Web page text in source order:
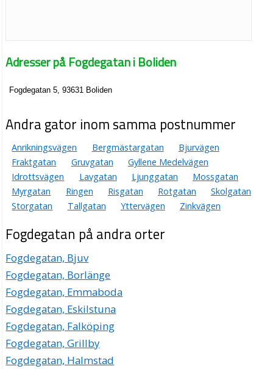
Adresser på Fogdegatan i Boliden
Fogdegatan 5, 93631 Boliden
Andra gator inom samma postnummer
Anrikningsvägen Bergmästargatan
Bjurvägen
Fraktgatan
Gruvgatan
Gyllene Medelvägen
Idrottsvägen
Lavgatan Ljunggatan
Mossgatan
Myrgatan
Ringen Risgatan Rotgatan
Skolgatan
Storgatan
Tallgatan Yttervägen Zinkvägen
Fogdegatan på andra orter
Fogdegatan, Bjuv
Fogdegatan, Borlänge
Fogdegatan, Emmaboda
Fogdegatan, Eskilstuna
Fogdegatan, Falköping
Fogdegatan, Grillby
Fogdegatan, Halmstad